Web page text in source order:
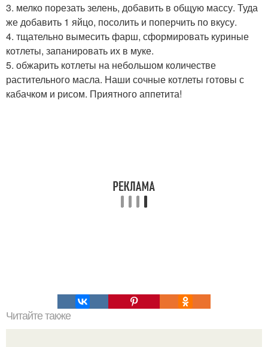
3. мелко порезать зелень, добавить в общую массу. Туда
же добавить 1 яйцо, посолить и поперчить по вкусу.
4. тщательно вымесить фарш, сформировать куриные
котлеты, запанировать их в муке.
5. обжарить котлеты на небольшом количестве
растительного масла. Наши сочные котлеты готовы с
кабачком и рисом. Приятного аппетита!
Читайте также